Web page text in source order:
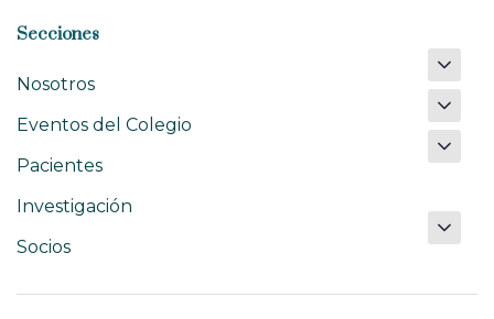
Secciones
Nosotros
Eventos del Colegio
Pacientes
Investigación
Socios